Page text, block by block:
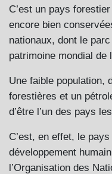
C’est un pays
encore bien
nationaux, dont le
patrimoine mondial de
Une faible population,
forestières et un
d’être l’un des pays
C’est, en effet, le
développement
l’Organisation des